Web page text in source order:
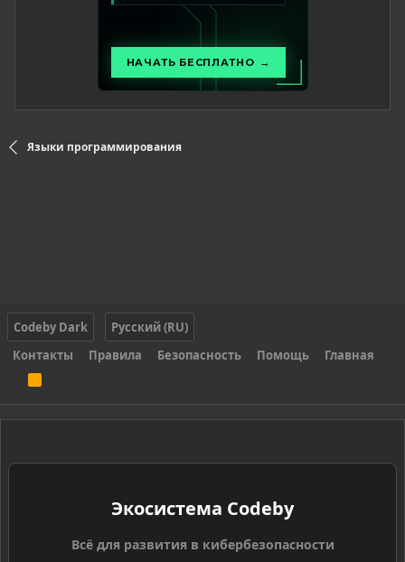
Языки программирования
Codeby Dark
Русский (RU)
Контакты
Правила Безопасность Помощь Главная
S
Экосистема Codeby
Всё для развития в кибербезопасности